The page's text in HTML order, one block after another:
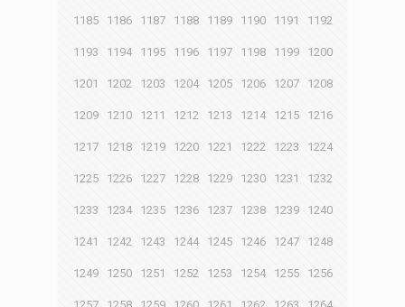
1185 1186 1187 1188 1189 1190 1191 1192
1193 1194 1195 1196 1197 1198 1199 1200
1201 1202 1203 1204 1205 1206 1207 1208
1209 1210 1211 1212 1213 1214 1215 1216
1217 1218 1219 1220 1221 1222 1223 1224
1225 1226 1227 1228 1229 1230 1231 1232
1233 1234 1235 1236 1237 1238 1239 1240
1241 1242 1243 1244 1245 1246 1247 1248
1249 1250 1251 1252 1253 1254 1255 1256